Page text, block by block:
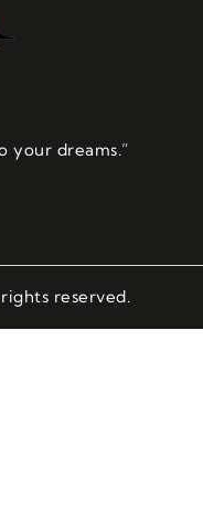
your dreams.”
reserved.